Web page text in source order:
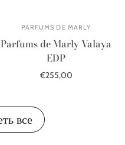
PARFUMS DE MARLY
Parfums de Marly Valaya
EDP
€255,00
все